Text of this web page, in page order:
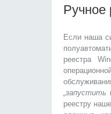
Ручное
Если наша
реестра
„запустить
реестру